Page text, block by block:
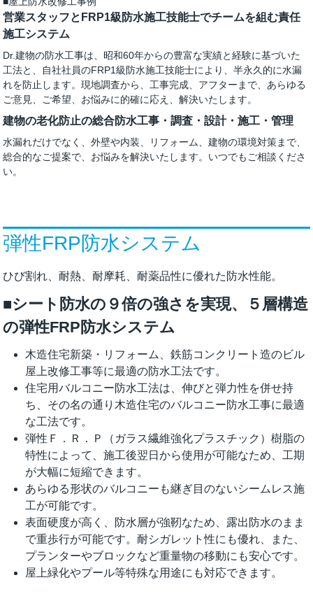
営業スタッフとFRP1級防水施工技能士でチームを組む責任
施工システム
Dr.建物の防水工事は、昭和60年からの豊富な実績と経験に基づいた
工法と、自社社員のFRP1級防水施工技能士により、半永久的に水漏
れを防止します。現地調査から、工事完成、アフターまで、あらゆる
ご意見、ご希望、お悩みに的確に応え、解決いたします。
建物の老化防止の総合防水工事・調査・設計・施工・管理
水漏れだけでなく、外壁や内装、リフォーム、建物の環境対策まで、
総合的なご提案で、お悩みを解決いたします。いつでもご相談くださ
い。
弾性FRP防水システム
ひび割れ、耐熱、耐摩耗、耐薬品性に優れた防水性能。
■シート防水の９倍の強さを実現、５層構造
の弾性FRP防水システム
木造住宅新築・リフォーム、鉄筋コンクリート造のビル
屋上改修工事等に最適の防水工法です。
住宅用バルコニー防水工法は、伸びと弾力性を併せ持
ち、その名の通り木造住宅のバルコニー防水工事に最適
な工法です。
弾性Ｆ．Ｒ．Ｐ（ガラス繊維強化プラスチック）樹脂の
特性によって、施工後翌日から使用が可能なため、工期
が大幅に短縮できます。
あらゆる形状のバルコニーも継ぎ目のないシームレス施
工が可能です。
表面硬度が高く、防水層が強靭なため、露出防水のまま
で重歩行が可能です。耐シガレット性にも優れ、また、
プランターやブロックなど重量物の移動にも安心です。
屋上緑化やプール等特殊な用途にも対応できます。